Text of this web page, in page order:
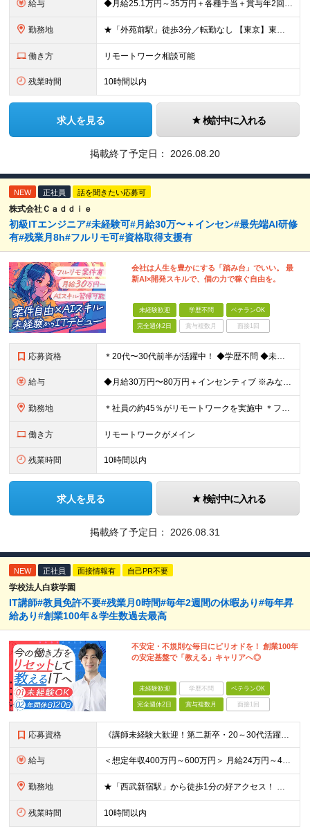
給与 ◆月給25.1万円～35万円＋各種手当＋賞与年2回 ※経験・年齢・能力などを考慮の上、決定します。 ※上記には固定残業代：30時間分／5万円を含む。超過分は別途全額支給。 ※試用期間3ヶ月(期間中の
勤務地 ★「外苑前駅」徒歩3分／転勤なし 【東京】東京都港区南青山2-12-14 ユニマット青山ビル ※(変更の範囲)上記を除く当社関連勤務地
働き方 リモートワーク相談可能
残業時間 10時間以内
求人を見る 検討中に入れる
掲載終了予定日： 2026.08.20
NEW 正社員 話を聞きたい応募可
株式会社Ｃａｄｄｉｅ
初級ITエンジニア#未経験可#月給30万〜＋インセン#最先端AI研修
有#残業月8h#フルリモ可#資格取得支援有
会社は人生を豊かにする「踏み台」でいい。 最
新AI×開発スキルで、個の力で稼ぐ自由を。
未経験歓迎 学歴不問 ベテランOK
完全週休2日 賞与複数月 面接1回
応募資格 ＊20代〜30代前半が活躍中！ ◆学歴不問 ◆未経験歓迎 ★「手に職をつけたい」「今の自分を変えたい」という意欲を最重視します。 ＼こんな方にピッタリです！／ ◆接客・販売・営業など「人と話す仕事
給与 ◆月給30万円〜80万円＋インセンティブ ※みなし残業代（月10時間・16,000円）を含みます ※超過分は別途支給します ※試用期間3か月あり（給与は28万円、待遇に差異なし）
勤務地 ＊社員の約45％がリモートワークを実施中 ＊フルリモート案件もあり ＊転勤はありません 本社（横浜）または、東京・神奈川の各プロジェクト先。 【本社】 神奈川県横浜市中区不老町2丁目11-8 税経
働き方 リモートワークがメイン
残業時間 10時間以内
求人を見る 検討中に入れる
掲載終了予定日： 2026.08.31
NEW 正社員 面接情報有 自己PR不要
学校法人白萩学園
IT講師#教員免許不要#残業月0時間#毎年2週間の休暇あり#毎年昇
給あり#創業100年＆学生数過去最高
不安定・不規則な毎日にピリオドを！ 創業100年
の安定基盤で「教える」キャリアへ◎
未経験歓迎 学歴不問 ベテランOK
完全週休2日 賞与複数月 面接1回
応募資格 《講師未経験大歓迎！第二新卒・20～30代活躍中》 ◆大卒以上 ◆何らかのITまたはゲーム業界のご経験をお持ちの方 ┗プログラマー・ゲーム企画経験者など、職種・経験年数は不問！ 業界経験者であればご
給与 ＜想定年収400万円～600万円＞ 月給24万円～45万円+各種手当+賞与年2回 ※超過分は別途支給 ※試用期間3ヶ月あり（期間中は講師手当は減額支給、その他の待遇に差異なし） ※固定残業代：時間外労
勤務地 ★「西武新宿駅」から徒歩1分の好アクセス！ 東京都新宿区百人町1-5-6 ※(変更の範囲)上記を除く当社関連勤務地
残業時間 10時間以内